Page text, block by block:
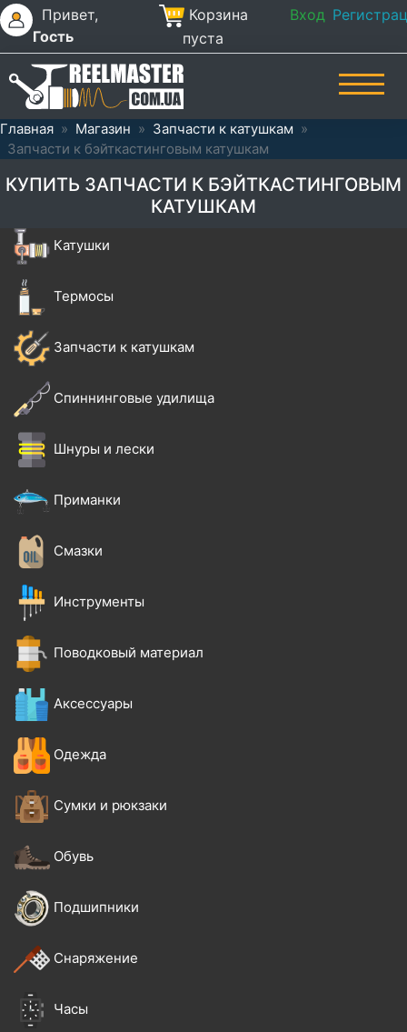
Привет,
Гость
Корзина
пуста
Вход
Главная » Магазин » Запчасти к катушкам »
Запчасти к бэйткастинговым катушкам
КУПИТЬ ЗАПЧАСТИ К БЭЙТКАСТИНГОВЫМ
КАТУШКАМ
Катушки
Термосы
Запчасти к катушкам
Спиннинговые удилища
Шнуры и лески
Приманки
Смазки
Инструменты
Поводковый материал
Аксессуары
Одежда
Сумки и рюкзаки
Обувь
Подшипники
Снаряжение
Часы